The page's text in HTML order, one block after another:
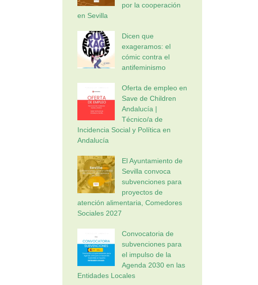
por la cooperación
en Sevilla
Dicen que
exageramos: el
cómic contra el
antifeminismo
Oferta de empleo en
Save de Children
Andalucía |
Técnico/a de
Incidencia Social y Política en
Andalucía
El Ayuntamiento de
Sevilla convoca
subvenciones para
proyectos de
atención alimentaria, Comedores
Sociales 2027
Convocatoria de
subvenciones para
el impulso de la
Agenda 2030 en las
Entidades Locales